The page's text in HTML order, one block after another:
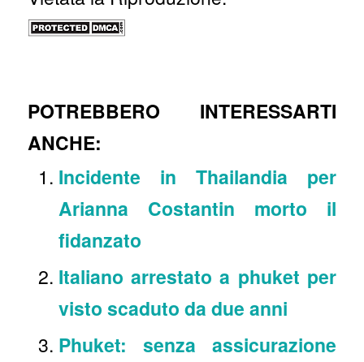
POTREBBERO INTERESSARTI
ANCHE:
Incidente in Thailandia per
Arianna Costantin morto il
fidanzato
Italiano arrestato a phuket per
visto scaduto da due anni
Phuket: senza assicurazione